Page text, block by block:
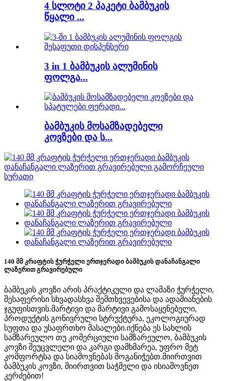
4 სლოტი 2 პაკეტი ბამბუკის
წყალი ...
3 in 1 ბამბუკის ალუმინის
ფოლგა...
ბამბუკის მოსამზადებელი
კოვზები და ს...
140 მმ კრაფტის ჭურჭელი ერთჯერადი ბამბუკის დანაჩანგალი
ლაზერით გრავირებული
ბამბუკის კოვზი არის პრაქტიკული და ლამაზი ჭურჭელი,
შესაფერისი სხვადასხვა შემთხვევებისა და ადამიანების
ჯგუფისთვის.მარტივი და მარტივი გამოსაყენებელი,
პროდუქტის გონივრული სტრუქტურა, ეკოლოგიურად
სუფთა და უსაფრთხო მასალები.იქნება ეს სახლის
სამზარეულო თუ კომერციული სამზარეულო, ბამბუკის
კოვზი შეუცვლელი და კარგი დამხმარეა, უფრო მეტ
კომფორტსა და სიამოვნებას მოგანიჭებთ.მიირთვით
ბამბუკის კოვზი, მიირთვით საჭმელი და ისიამოვნეთ
კერძებით!